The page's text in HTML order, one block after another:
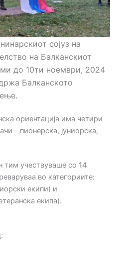
сојуз на
на Балканскиот
до 10ти ноември, 2024
Балканското
ориентација има четири
– пионерска, јуниорска,
тим учествуваше со 14
во категориите:
екипи) и
екипа).